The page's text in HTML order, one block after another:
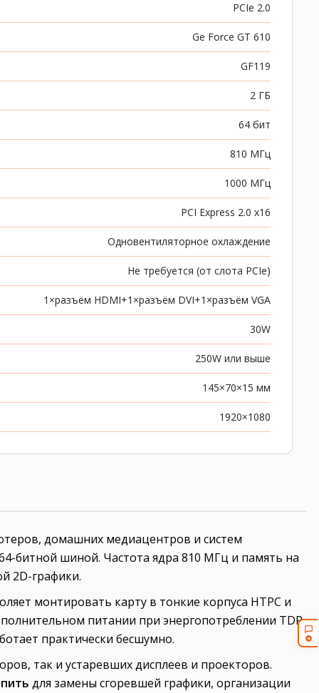
PCIe 2.0
Ge Force GT 610
GF119
2 ГБ
64 бит
810 МГц
1000 МГц
PCI Express 2.0 x16
Одновентиляторное охлаждение
Не требуется (от слота PCIe)
1×разъём HDMI+1×разъём DVI+1×разъём VGA
30W
250W или выше
145×70×15 мм
1920×1080
домашних медиацентров и систем
битной шиной. Частота ядра 810 МГц и память на
2D-графики.
монтировать карту в тонкие корпуса HTPC и
питании при энергопотреблении TDP
практически бесшумно.
так и устаревших дисплеев и проекторов.
для замены сгоревшей графики, организации